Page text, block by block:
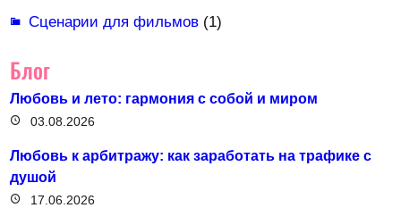
Сценарии для фильмов(1)
Блог
Любовь и лето: гармония с собой и миром
03.08.2026
Любовь к арбитражу: как заработать на трафике с
душой
17.06.2026